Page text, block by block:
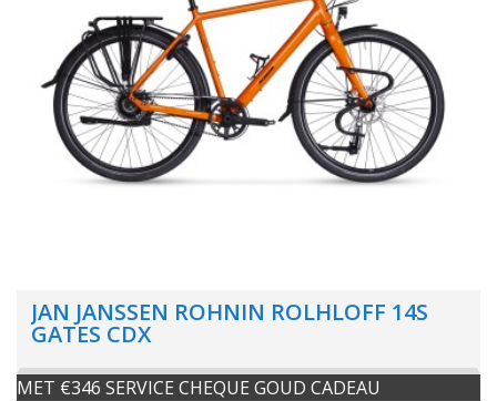
JAN JANSSEN ROHNIN ROLHLOFF 14S
GATES CDX
MET €346 SERVICE CHEQUE GOUD CADEAU